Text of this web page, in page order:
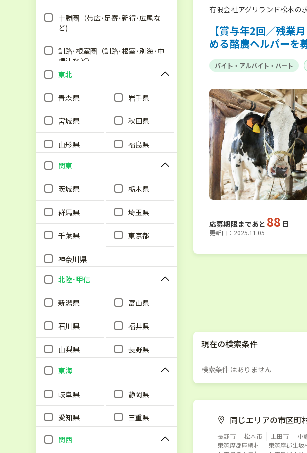
十勝圏（帯広･足寄･新得･広尾な
ど)
釧路･根室圏（釧路･根室･別海･中
標津など)
東北
青森県 岩手県
宮城県 秋田県
山形県 福島県
関東
茨城県 栃木県
群馬県 埼玉県
千葉県 東京都
神奈川県
北陸･甲信
新潟県 富山県
石川県 福井県
山梨県 長野県
東海
岐阜県 静岡県
愛知県 三重県
関西
有限会社アグリランド松本の
【賞与年2回／残業
める酪農ヘルパーを
バイト・アルバイト・パート
応募期限まであと 88 日
更新日：2025.11.05
現在の検索条件
検索条件はありません
同じエリアの市区町
長野市 松本市 上田市 小
東筑摩郡麻績村
東筑摩郡生坂